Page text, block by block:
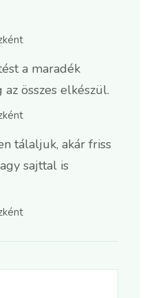
a maradék
összes elkészül.
tálaljuk, akár friss
sajttal is